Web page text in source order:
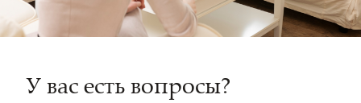
У вас есть вопросы?